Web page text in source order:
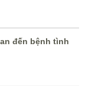
đến bệnh tình